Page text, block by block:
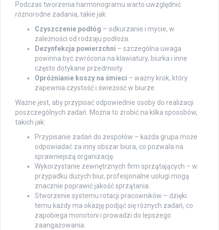
Podczas tworzenia harmonogramu warto uwzględnić
różnorodne zadania, takie jak:
Czyszczenie podłóg – odkurzanie i mycie, w
zależności od rodzaju podłoża.
Dezynfekcja powierzchni – szczególna uwaga
powinna być zwrócona na klawiatury, biurka i inne
często dotykane przedmioty.
Opróżnianie koszy na śmieci – ważny krok, który
zapewnia czystość i świeżość w biurze.
Ważne jest, aby przypisać odpowiednie osoby do realizacji
poszczególnych zadań. Można to zrobić na kilka sposobów,
takich jak:
Przypisanie zadań do zespołów – każda grupa może
odpowiadać za inny obszar biura, co pozwala na
sprawniejszą organizację.
Wykorzystanie zewnętrznych firm sprzątających – w
przypadku dużych biur, profesjonalne usługi mogą
znacznie poprawić jakość sprzątania.
Stworzenie systemu rotacji pracowników – dzięki
temu każdy ma okazję podjąć się różnych zadań, co
zapobiega monotoni i prowadzi do lepszego
zaangażowania.